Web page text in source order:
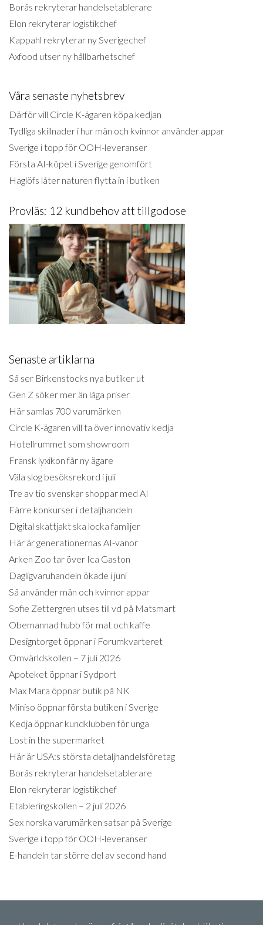
Borås rekryterar handelsetablerare
Elon rekryterar logistikchef
Kappahl rekryterar ny Sverigechef
Axfood utser ny hållbarhetschef
Våra senaste nyhetsbrev
Därför vill Circle K-ägaren köpa kedjan
Tydliga skillnader i hur män och kvinnor använder appar
Sverige i topp för OOH-leveranser
Första AI-köpet i Sverige genomfört
Haglöfs låter naturen flytta in i butiken
Provläs: 12 kundbehov att tillgodose
Senaste artiklarna
Så ser Birkenstocks nya butiker ut
Gen Z söker mer än låga priser
Här samlas 700 varumärken
Circle K-ägaren vill ta över innovativ kedja
Hotellrummet som showroom
Fransk lyxikon får ny ägare
Väla slog besöksrekord i juli
Tre av tio svenskar shoppar med AI
Färre konkurser i detaljhandeln
Digital skattjakt ska locka familjer
Här är generationernas AI-vanor
Arken Zoo tar över Ica Gaston
Dagligvaruhandeln ökade i juni
Så använder män och kvinnor appar
Sofie Zettergren utses till vd på Matsmart
Obemannad hubb för mat och kaffe
Designtorget öppnar i Forumkvarteret
Omvärldskollen – 7 juli 2026
Apoteket öppnar i Sydport
Max Mara öppnar butik på NK
Miniso öppnar första butiken i Sverige
Kedja öppnar kundklubben för unga
Lost in the supermarket
Här är USA:s största detaljhandelsföretag
Borås rekryterar handelsetablerare
Elon rekryterar logistikchef
Etableringskollen – 2 juli 2026
Sex norska varumärken satsar på Sverige
Sverige i topp för OOH-leveranser
E-handeln tar större del av second hand